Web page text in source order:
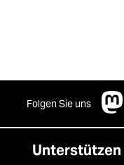
Folgen Sie uns
Unterstützen